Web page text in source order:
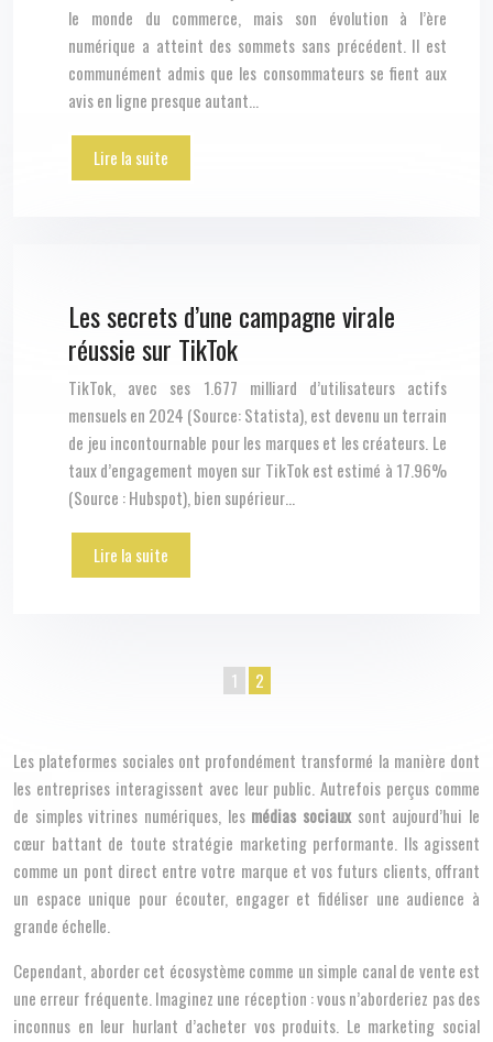
le monde du commerce, mais son évolution à l’ère
numérique a atteint des sommets sans précédent. Il est
communément admis que les consommateurs se fient aux
avis en ligne presque autant…
Lire la suite
Les secrets d’une campagne virale
réussie sur TikTok
TikTok, avec ses 1.677 milliard d’utilisateurs actifs
mensuels en 2024 (Source: Statista), est devenu un terrain
de jeu incontournable pour les marques et les créateurs. Le
taux d’engagement moyen sur TikTok est estimé à 17.96%
(Source : Hubspot), bien supérieur…
Lire la suite
1 2
Les plateformes sociales ont profondément transformé la manière dont
les entreprises interagissent avec leur public. Autrefois perçus comme
de simples vitrines numériques, les médias sociaux sont aujourd’hui le
cœur battant de toute stratégie marketing performante. Ils agissent
comme un pont direct entre votre marque et vos futurs clients, offrant
un espace unique pour écouter, engager et fidéliser une audience à
grande échelle.
Cependant, aborder cet écosystème comme un simple canal de vente est
une erreur fréquente. Imaginez une réception : vous n’aborderiez pas des
inconnus en leur hurlant d’acheter vos produits. Le marketing social